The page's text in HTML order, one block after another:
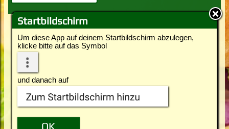
Startbildschirm
Um diese App auf deinem Startbildschirm abzulegen,
klicke bitte auf das Symbol
und danach auf